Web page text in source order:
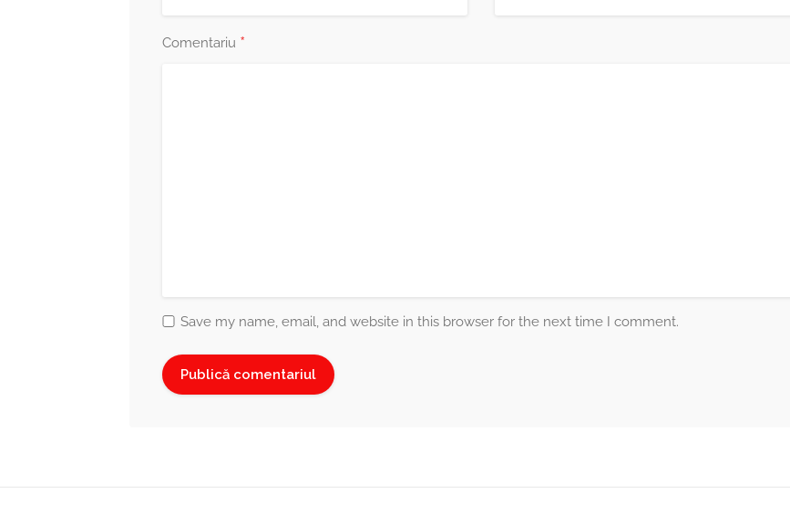
Comentariu *
Save my name, email, and website in this browser for the next time I comment.